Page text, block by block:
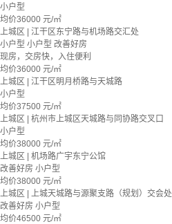
小户型
均价36000 元/㎡
上城区 | 江干区东宁路与机场路交汇处
小户型 小户型 改善好房
现房，交房快，入住便利
均价36000 元/㎡
上城区 | 江干区明月桥路与天城路
小户型
均价37500 元/㎡
上城区 | 杭州市上城区天城路与同协路交叉口
小户型
均价38000 元/㎡
上城区 | 机场路广宇东宁公馆
改善好房 小户型
均价38000 元/㎡
上城区 | 上城天城路与源聚支路（规划）交会处
改善好房 小户型
均价46500 元/㎡